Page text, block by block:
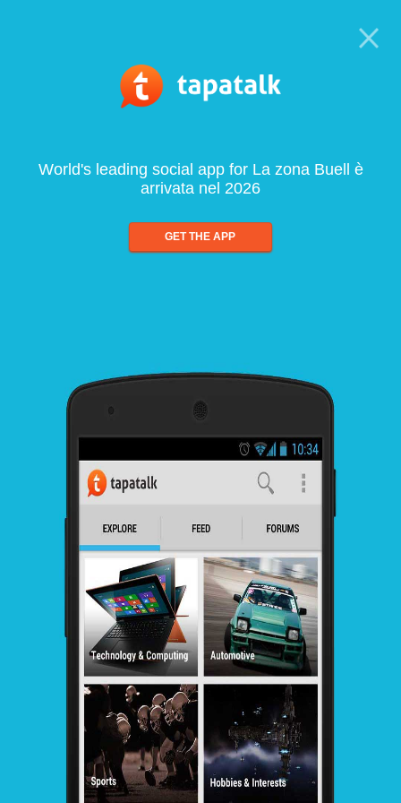
World's leading social app for La zona Buell è
arrivata nel 2026
GET THE APP